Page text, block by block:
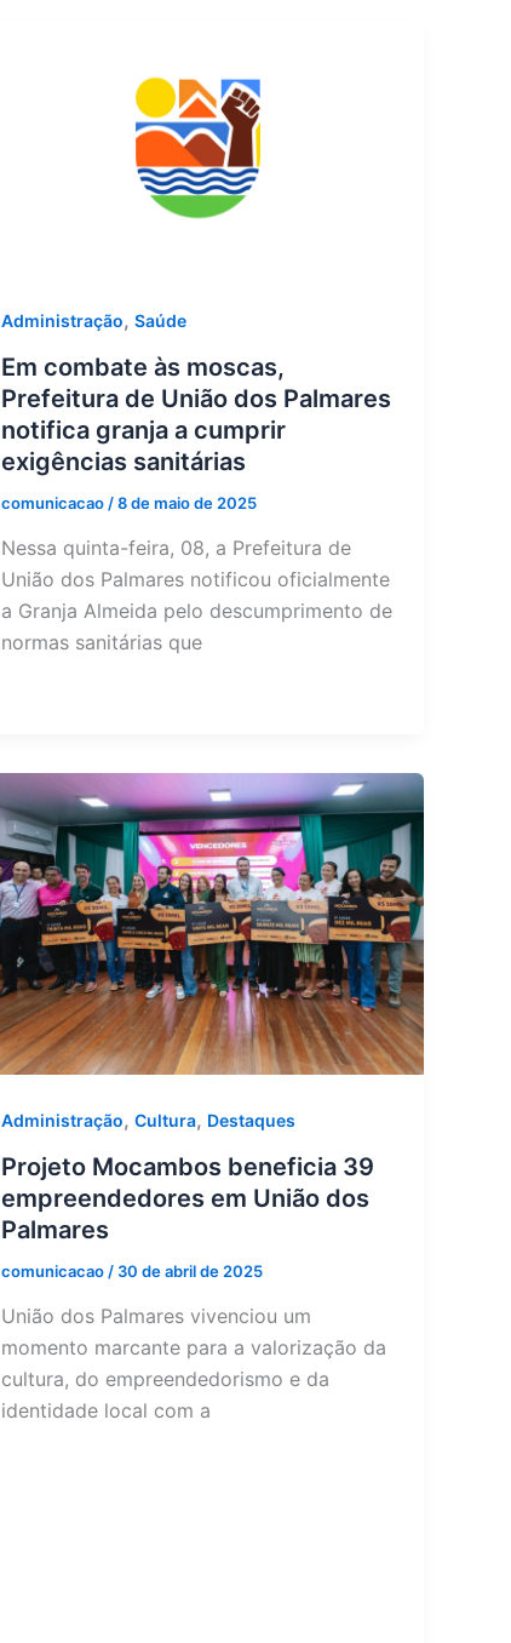
Administração, Saúde
Em combate às moscas,
Prefeitura de União dos Palmares
notifica granja a cumprir
exigências sanitárias
comunicacao /8 de maio de 2025
Nessa quinta-feira, 08, a Prefeitura de
União dos Palmares notificou oficialmente
a Granja Almeida pelo descumprimento de
normas sanitárias que
Administração, Cultura, Destaques
Projeto Mocambos beneficia 39
empreendedores em União dos
Palmares
comunicacao / 30 de abril de 2025
União dos Palmares vivenciou um
momento marcante para a valorização da
cultura, do empreendedorismo e da
identidade local com a